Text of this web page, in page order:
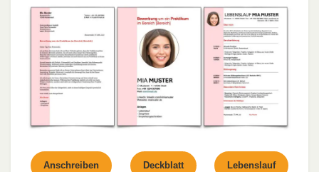
Anschreiben Deckblatt Lebenslauf